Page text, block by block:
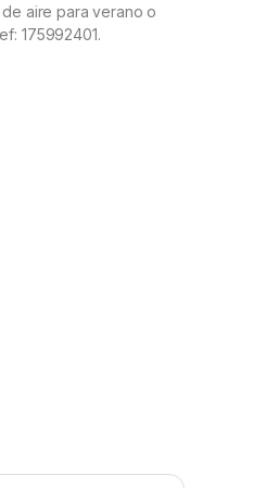
de aire para verano o
175992401.
quantity